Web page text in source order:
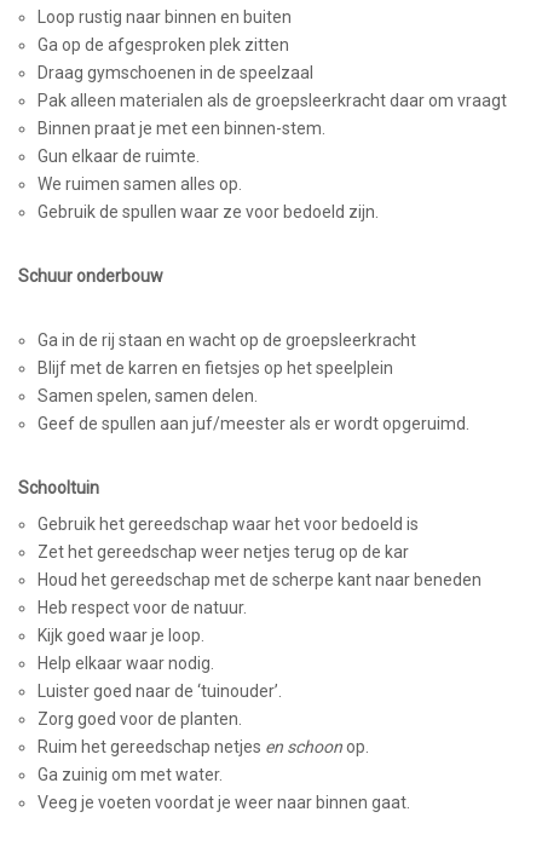
Loop rustig naar binnen en buiten
Ga op de afgesproken plek zitten
Draag gymschoenen in de speelzaal
Pak alleen materialen als de groepsleerkracht daar om vraagt
Binnen praat je met een binnen-stem.
Gun elkaar de ruimte.
We ruimen samen alles op.
Gebruik de spullen waar ze voor bedoeld zijn.
Schuur onderbouw
Ga in de rij staan en wacht op de groepsleerkracht
Blijf met de karren en fietsjes op het speelplein
Samen spelen, samen delen.
Geef de spullen aan juf/meester als er wordt opgeruimd.
Schooltuin
Gebruik het gereedschap waar het voor bedoeld is
Zet het gereedschap weer netjes terug op de kar
Houd het gereedschap met de scherpe kant naar beneden
Heb respect voor de natuur.
Kijk goed waar je loop.
Help elkaar waar nodig.
Luister goed naar de ‘tuinouder’.
Zorg goed voor de planten.
Ruim het gereedschap netjes en schoonop.
Ga zuinig om met water.
Veeg je voeten voordat je weer naar binnen gaat.